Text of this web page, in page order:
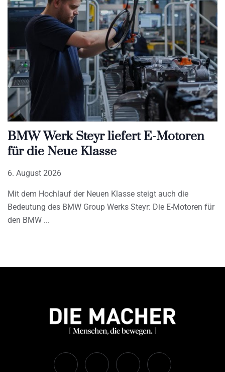
BMW Werk Steyr liefert E-Motoren
für die Neue Klasse
6. August 2026
Mit dem Hochlauf der Neuen Klasse steigt auch die
Bedeutung des BMW Group Werks Steyr: Die E-Motoren für
den BMW